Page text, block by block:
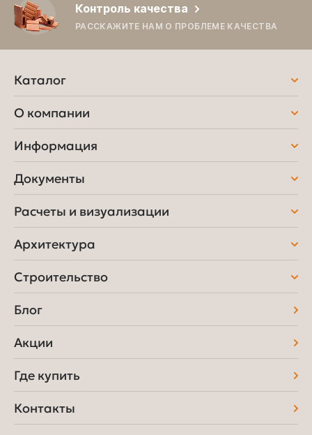
Контроль качества
РАССКАЖИТЕ НАМ О ПРОБЛЕМЕ КАЧЕСТВА
Каталог
О компании
Информация
Документы
Расчеты и визуализации
Архитектура
Строительство
Блог
Акции
Где купить
Контакты